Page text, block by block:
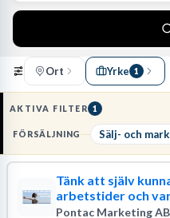
Ort Yrke 1
AKTIVA FILTER 1
FÖRSÄLJNING Sälj- och
Tänk att själv
arbetstider och
vara din egen chef
Pontac Marketing AB